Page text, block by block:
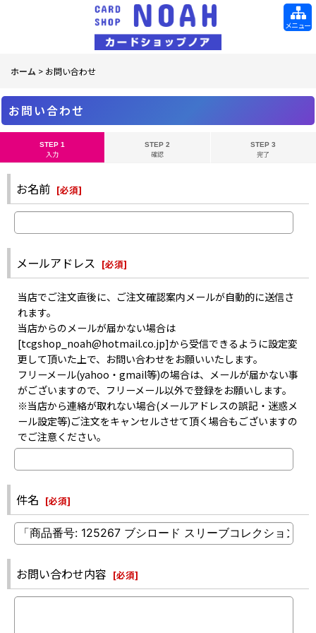
メニュー
ホーム > お問い合わせ
お問い合わせ
STEP 1
入力
STEP 2
確認
STEP 3
完了
お名前 [必須]
メールアドレス [必須]
当店でご注文直後に、ご注文確認案内メールが自動的に送信さ
れます。
当店からのメールが届かない場合は
[tcgshop_noah@hotmail.co.jp]から受信できるように設定変
更して頂いた上で、お問い合わせをお願いいたします。
フリーメール(yahoo・gmail等)の場合は、メールが届かない事
がございますので、フリーメール以外で登録をお願いします。
※当店から連絡が取れない場合(メールアドレスの誤記・迷惑メ
ール設定等)ご注文をキャンセルさせて頂く場合もございますの
でご注意ください。
件名 [必須]
お問い合わせ内容 [必須]